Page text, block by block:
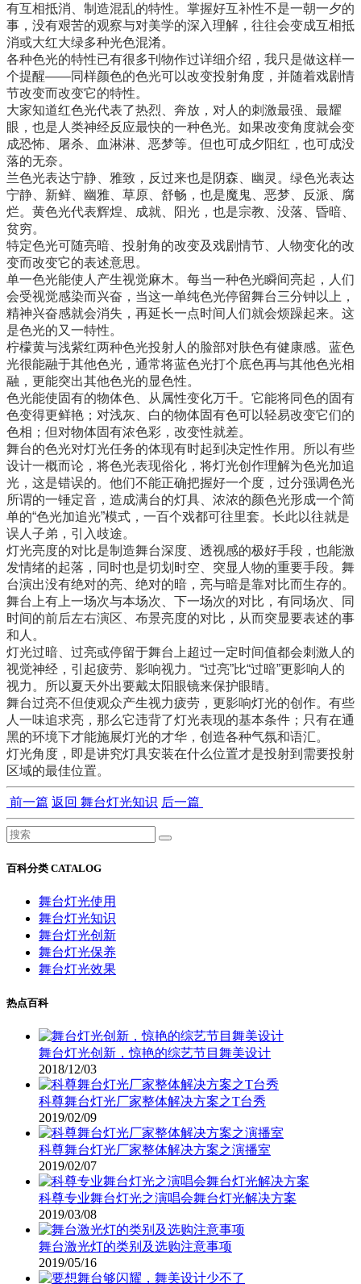
有互相抵消、制造混乱的特性。掌握好互补性不是一朝一夕的
事，没有艰苦的观察与对美学的深入理解，往往会变成互相抵
消或大红大绿多种光色混淆。
各种色光的特性已有很多刊物作过详细介绍，我只是做这样一
个提醒——同样颜色的色光可以改变投射角度，并随着戏剧情
节改变而改变它的特性。
大家知道红色光代表了热烈、奔放，对人的刺激最强、最耀
眼，也是人类神经反应最快的一种色光。如果改变角度就会变
成恐怖、屠杀、血淋淋、恶梦等。但也可成夕阳红，也可成没
落的无奈。
兰色光表达宁静、雅致，反过来也是阴森、幽灵。绿色光表达
宁静、新鲜、幽雅、草原、舒畅，也是魔鬼、恶梦、反派、腐
烂。黄色光代表辉煌、成就、阳光，也是宗教、没落、昏暗、
贫穷。
特定色光可随亮暗、投射角的改变及戏剧情节、人物变化的改
变而改变它的表述意思。
单一色光能使人产生视觉麻木。每当一种色光瞬间亮起，人们
会受视觉感染而兴奋，当这一单纯色光停留舞台三分钟以上，
精神兴奋感就会消失，再延长一点时间人们就会烦躁起来。这
是色光的又一特性。
柠檬黄与浅紫红两种色光投射人的脸部对肤色有健康感。蓝色
光很能融于其他色光，通常将蓝色光打个底色再与其他色光相
融，更能突出其他色光的显色性。
色光能使固有的物体色、从属性变化万千。它能将同色的固有
色变得更鲜艳；对浅灰、白的物体固有色可以轻易改变它们的
色相；但对物体固有浓色彩，改变性就差。
舞台的色光对灯光任务的体现有时起到决定性作用。所以有些
设计一概而论，将色光表现俗化，将灯光创作理解为色光加追
光，这是错误的。他们不能正确把握好一个度，过分强调色光
所谓的一锤定音，造成满台的灯具、浓浓的颜色光形成一个简
单的“色光加追光”模式，一百个戏都可往里套。长此以往就是
误人子弟，引入歧途。
灯光亮度的对比是制造舞台深度、透视感的极好手段，也能激
发情绪的起落，同时也是切划时空、突显人物的重要手段。舞
台演出没有绝对的亮、绝对的暗，亮与暗是靠对比而生存的。
舞台上有上一场次与本场次、下一场次的对比，有同场次、同
时间的前后左右演区、布景亮度的对比，从而突显要表述的事
和人。
灯光过暗、过亮或停留于舞台上超过一定时间值都会刺激人的
视觉神经，引起疲劳、影响视力。“过亮”比“过暗”更影响人的
视力。所以夏天外出要戴太阳眼镜来保护眼睛。
舞台过亮不但使观众产生视力疲劳，更影响灯光的创作。有些
人一味追求亮，那么它违背了灯光表现的基本条件；只有在通
黑的环境下才能施展灯光的才华，创造各种气氛和语汇。
灯光角度，即是讲究灯具安装在什么位置才是投射到需要投射
区域的最佳位置。
前一篇 返回 舞台灯光知识 后一篇
百科分类 CATALOG
舞台灯光使用
舞台灯光知识
舞台灯光创新
舞台灯光保养
舞台灯光效果
热点百科
舞台灯光创新，惊艳的综艺节目舞美设计
2018/12/03
科尊舞台灯光厂家整体解决方案之T台秀
2019/02/09
科尊舞台灯光厂家整体解决方案之演播室
2019/02/07
科尊专业舞台灯光之演唱会舞台灯光解决方案
2019/03/08
舞台激光灯的类别及选购注意事项
2019/05/16